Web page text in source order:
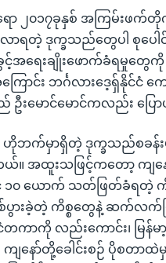
ာ ၂၀၁၇ခုနှစ် အကြမ်းဖက်
ရတဲ့ ဒုက္ခသည်တွေပါ စုပေါင်း
ရေးချိုးဖောက်ခံရမှုတွေကို
င်း ဘင်္ဂလားဒေ့ရှ်နိုင်ငံ က
းမောင်မောင်ကလည်း ပြေ
ဘက်မှာရှိတဲ့ ဒုက္ခသည်စခန်
အထူးသဖြင့်ကတော့ ကျန
၁၀ ယောက် သတ်ဖြတ်ခံရတဲ့ ကိ
ပွားခဲ့တဲ့ ကိစ္စတွေနဲ့ ဆက်လက်ပ
ာကို လည်းကောင်း၊ မြန်မ
နော်တို့ခေါင်းစဉ် ပိုစတာထဲ